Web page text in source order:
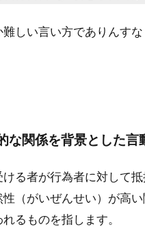
しい言い方でありんすな
な関係を背景とした言
る者が行為者に対して
性（がいぜんせい）が高
るものを指します。